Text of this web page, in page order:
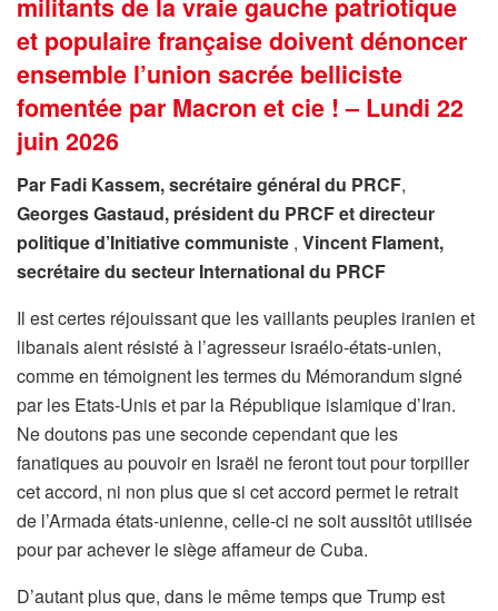
militants de la vraie gauche patriotique
et populaire française doivent dénoncer
ensemble l’union sacrée belliciste
fomentée par Macron et cie ! – Lundi 22
juin 2026
Par Fadi Kassem, secrétaire général du PRCF,
Georges Gastaud, président du PRCF et directeur
politique d’Initiative communiste , Vincent Flament,
secrétaire du secteur International du PRCF
Il est certes réjouissant que les vaillants peuples iranien et
libanais aient résisté à l’agresseur israélo-états-unien,
comme en témoignent les termes du Mémorandum signé
par les Etats-Unis et par la République islamique d’Iran.
Ne doutons pas une seconde cependant que les
fanatiques au pouvoir en Israël ne feront tout pour torpiller
cet accord, ni non plus que si cet accord permet le retrait
de l’Armada états-unienne, celle-ci ne soit aussitôt utilisée
pour par achever le siège affameur de Cuba.
D’autant plus que, dans le même temps que Trump est